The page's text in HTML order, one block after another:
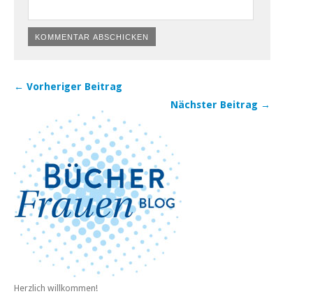
← Vorheriger Beitrag
Nächster Beitrag →
Herzlich willkommen!